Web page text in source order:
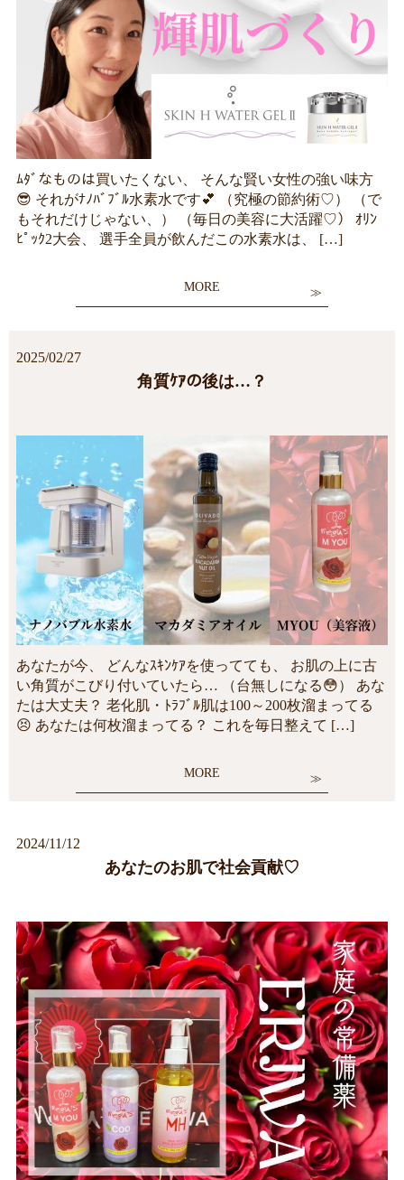
ﾑﾀﾞなものは買いたくない、 そんな賢い女性の強い味方
😎 それがﾅﾉﾊﾞﾌﾞﾙ水素水です💕 （究極の節約術♡） （で
もそれだけじゃない、） （毎日の美容に大活躍♡） ｵﾘﾝ
ﾋﾟｯｸ2大会、 選手全員が飲んだこの水素水は、 […]
MORE
2025/02/27
角質ｹｱの後は…？
あなたが今、 どんなｽｷﾝｹｱを使ってても、 お肌の上に古
い角質がこびり付いていたら… （台無しになる😳） あな
たは大丈夫？ 老化肌・ﾄﾗﾌﾞﾙ肌は100～200枚溜まってる
😣 あなたは何枚溜まってる？ これを毎日整えて […]
MORE
2024/11/12
あなたのお肌で社会貢献♡